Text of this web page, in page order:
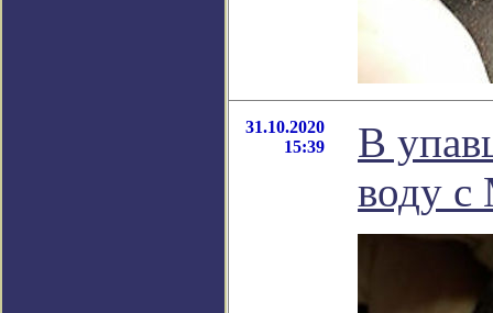
31.10.2020
15:39
В
воду с